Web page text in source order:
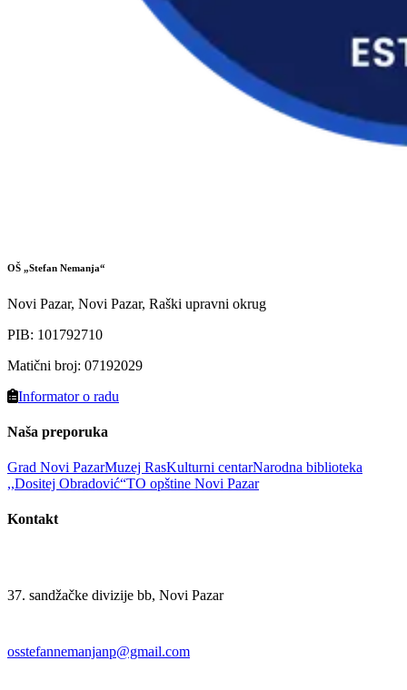
OŠ „Stefan Nemanja“
Novi Pazar, Novi Pazar, Raški upravni okrug
PIB: 101792710
Matični broj: 07192029
Informator o radu
Naša preporuka
Grad Novi PazarMuzej RasKulturni centarNarodna biblioteka
,,Dositej Obradović“TO opštine Novi Pazar
Kontakt
37. sandžačke divizije bb, Novi Pazar
osstefannemanjanp@gmail.com